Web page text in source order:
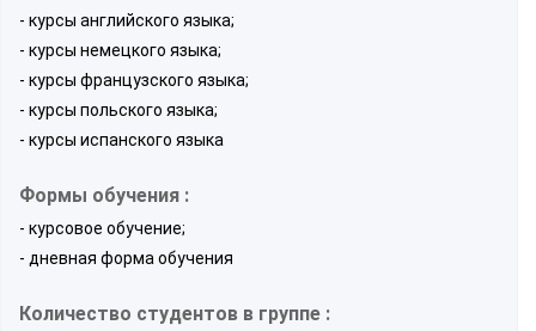
- курсы английского языка;
- курсы немецкого языка;
- курсы французского языка;
- курсы польского языка;
- курсы испанского языка
Формы обучения :
- курсовое обучение;
- дневная форма обучения
Количество студентов в группе :